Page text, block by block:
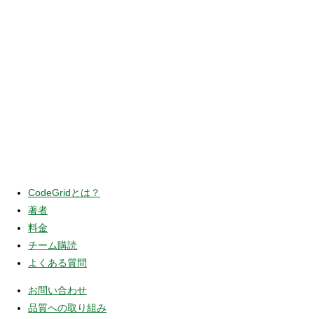
CodeGridとは？
著者
料金
チーム購読
よくある質問
お問い合わせ
品質への取り組み